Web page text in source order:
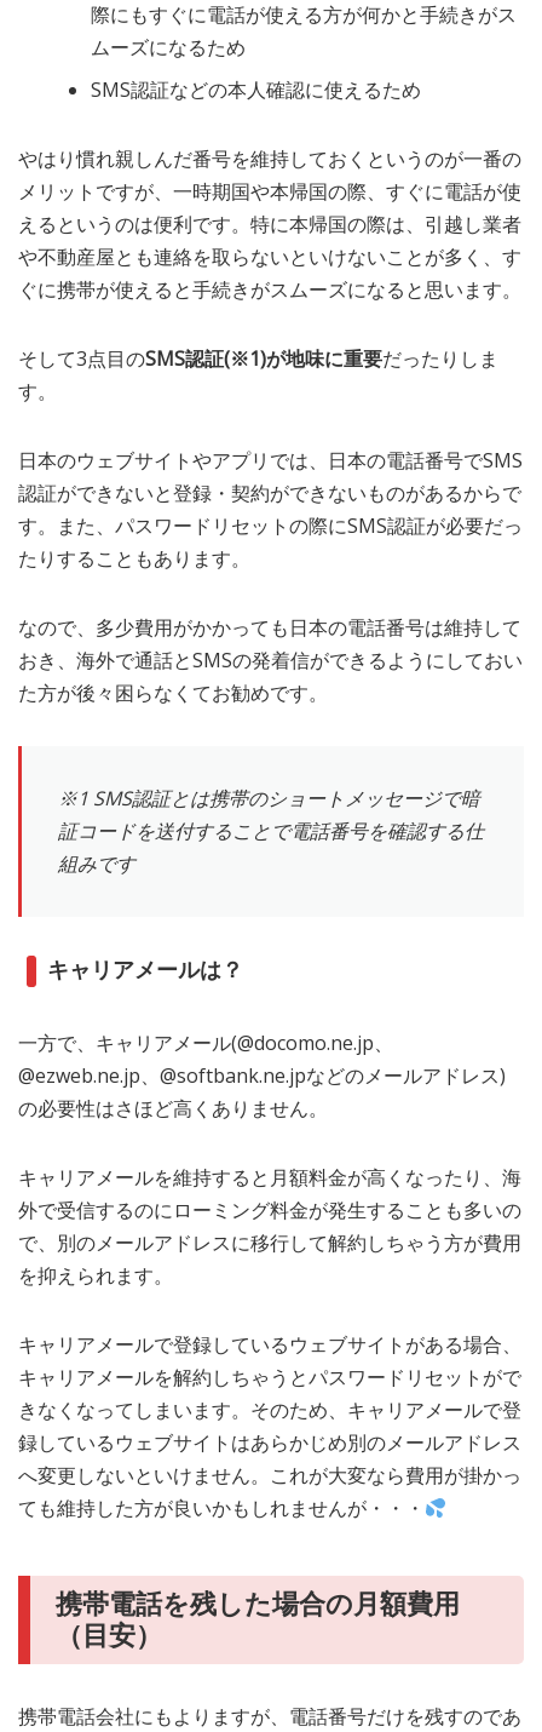
際にもすぐに電話が使える方が何かと手続きがス
ムーズになるため
SMS認証などの本人確認に使えるため
やはり慣れ親しんだ番号を維持しておくというのが一番の
メリットですが、一時期国や本帰国の際、すぐに電話が使
えるというのは便利です。特に本帰国の際は、引越し業者
や不動産屋とも連絡を取らないといけないことが多く、す
ぐに携帯が使えると手続きがスムーズになると思います。
そして3点目のSMS認証(※1)が地味に重要だったりしま
す。
日本のウェブサイトやアプリでは、日本の電話番号でSMS
認証ができないと登録・契約ができないものがあるからで
す。また、パスワードリセットの際にSMS認証が必要だっ
たりすることもあります。
なので、多少費用がかかっても日本の電話番号は維持して
おき、海外で通話とSMSの発着信ができるようにしておい
た方が後々困らなくてお勧めです。
※1 SMS認証とは携帯のショートメッセージで暗
証コードを送付することで電話番号を確認する仕
組みです
キャリアメールは？
一方で、キャリアメール(@docomo.ne.jp、
@ezweb.ne.jp、@softbank.ne.jpなどのメールアドレス)
の必要性はさほど高くありません。
キャリアメールを維持すると月額料金が高くなったり、海
外で受信するのにローミング料金が発生することも多いの
で、別のメールアドレスに移行して解約しちゃう方が費用
を抑えられます。
キャリアメールで登録しているウェブサイトがある場合、
キャリアメールを解約しちゃうとパスワードリセットがで
きなくなってしまいます。そのため、キャリアメールで登
録しているウェブサイトはあらかじめ別のメールアドレス
へ変更しないといけません。これが大変なら費用が掛かっ
ても維持した方が良いかもしれませんが・・・
携帯電話を残した場合の月額費用
（目安）
携帯電話会社にもよりますが、電話番号だけを残すのであ